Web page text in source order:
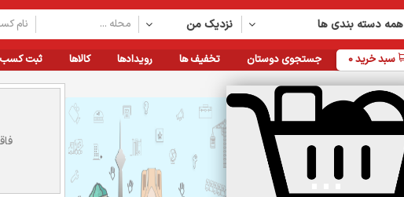
نزدیک من همه دسته بندی ها
ثبت کسب کالاها رویدادها تخفیف ها جستجوی دوستان سبد خرید0